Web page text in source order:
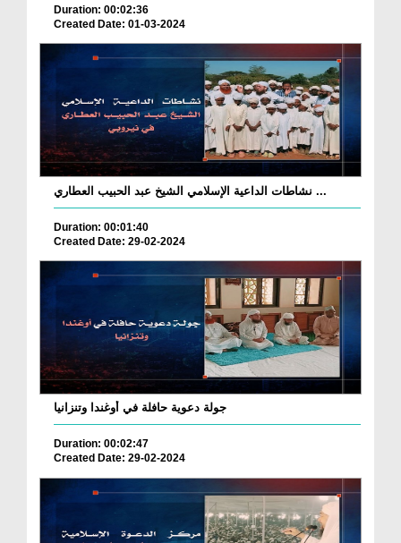
Duration: 00:02:36
Created Date: 01-03-2024
نشاطات الداعية الإسلامي الشيخ عبد الحبيب العطاري ...
Duration: 00:01:40
Created Date: 29-02-2024
جولة دعوية حافلة في أوغندا وتنزانيا
Duration: 00:02:47
Created Date: 29-02-2024